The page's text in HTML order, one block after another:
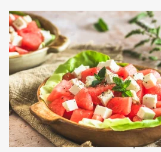
Savourez une salade de